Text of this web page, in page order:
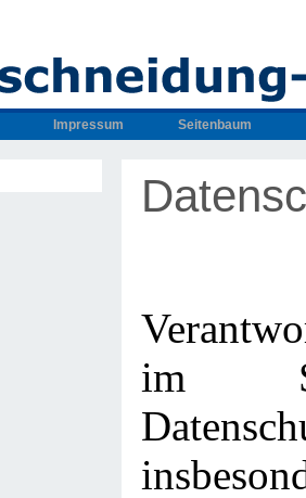
Impressum Seitenbaum
im